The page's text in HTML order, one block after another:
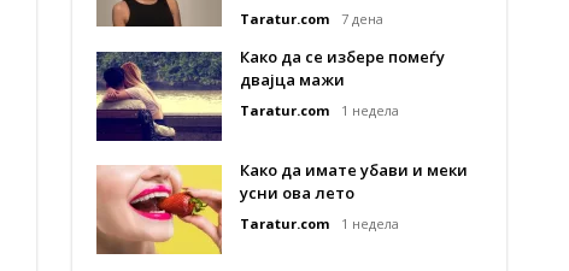
Taratur.com 7 дена
Како да се избере помеѓу
двајца мажи
Taratur.com 1 недела
Како да имате убави и меки
усни ова лето
Taratur.com 1 недела